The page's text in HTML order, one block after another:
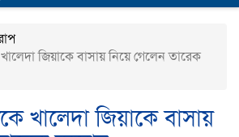
জিয়াকে বাসায় নিয়ে গেলেন তারেক
খালেদা জিয়াকে বাসায়